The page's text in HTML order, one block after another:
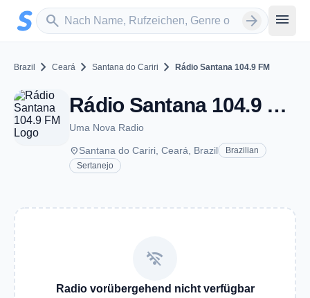
Zum Hauptinhalt springen
search
Sender suchen arrow_forward menu
Brazil chevron_right Ceará chevron_right Santana do Cariri chevron_right Rádio Santana 104.9 FM
Rádio Santana 104.9 FM - FM 104.9 - Santana do Cariri
Uma Nova Radio
placeSantana do Cariri, Ceará, Brazil
Brazilian
Sertanejo
wifi_off
Radio vorübergehend nicht verfügbar